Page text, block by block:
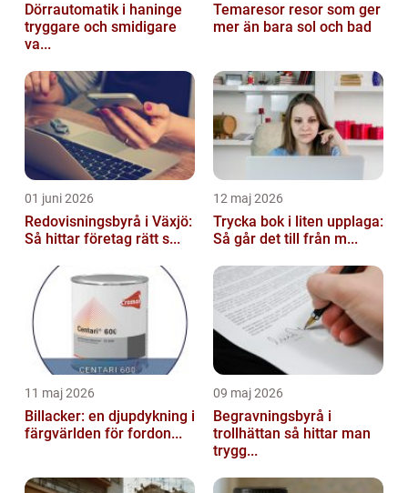
Dörrautomatik i haninge
tryggare och smidigare
va...
Temaresor resor som ger
mer än bara sol och bad
01 juni 2026
Redovisningsbyrå i Växjö:
Så hittar företag rätt s...
12 maj 2026
Trycka bok i liten upplaga:
Så går det till från m...
11 maj 2026
Billacker: en djupdykning i
färgvärlden för fordon...
09 maj 2026
Begravningsbyrå i
trollhättan så hittar man
trygg...